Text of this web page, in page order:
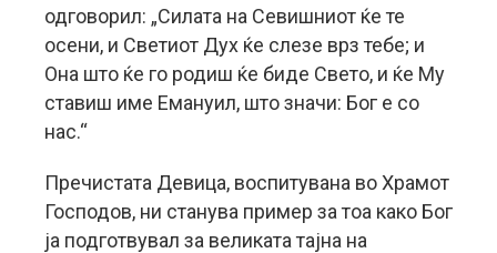
одговорил: „Силата на Севишниот ќе те
осени, и Светиот Дух ќе слезе врз тебе; и
Она што ќе го родиш ќе биде Свето, и ќе Му
ставиш име Емануил, што значи: Бог е со
нас.“
Пречистата Девица, воспитувана во Храмот
Господов, ни станува пример за тоа како Бог
ја подготвувал за великата тајна на